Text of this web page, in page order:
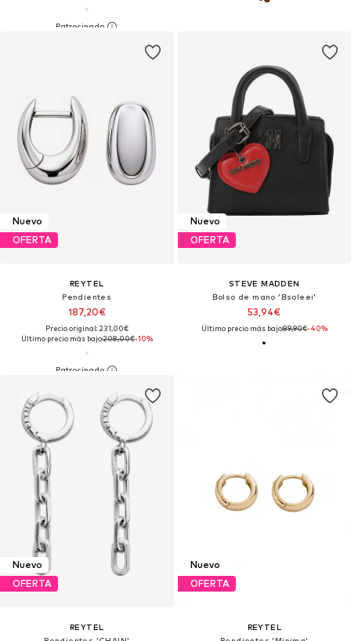
Nuevo
OFERTA
REYTEL
Pendientes
187,20€
Precio original: 231,00€
Último precio más bajo:208,00€-10%
Nuevo
OFERTA
STEVE MADDEN
Bolso de mano 'Bsoleei'
53,94€
Último precio más bajo:89,90€-40%
Nuevo
OFERTA
REYTEL
Nuevo
OFERTA
REYTEL